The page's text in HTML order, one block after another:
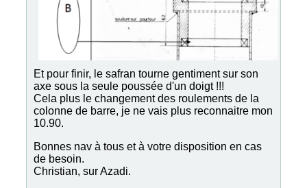
Et pour finir, le safran tourne gentiment sur son
axe sous la seule poussée d'un doigt !!!
Cela plus le changement des roulements de la
colonne de barre, je ne vais plus reconnaitre mon
10.90.
Bonnes nav à tous et à votre disposition en cas
de besoin.
Christian, sur Azadi.